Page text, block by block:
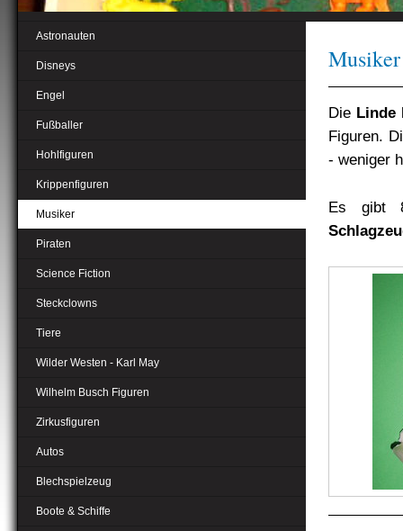
Astronauten
Disneys
Engel
Fußballer
Hohlfiguren
Krippenfiguren
Musiker
Piraten
Science Fiction
Steckclowns
Tiere
Wilder Westen - Karl May
Wilhelm Busch Figuren
Zirkusfiguren
Autos
Blechspielzeug
Boote & Schiffe
Musiker
Die Linde
Figuren.
- weniger
Es gibt